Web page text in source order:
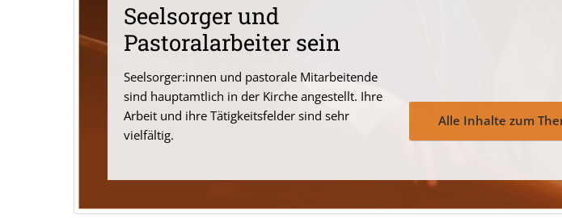
Seelsorger und
Pastoralarbeiter sein
Seelsorger:innen und pastorale Mitarbeitende
sind hauptamtlich in der Kirche angestellt. Ihre
Arbeit und ihre Tätigkeitsfelder sind sehr
vielfältig.
Alle Inhalte zum